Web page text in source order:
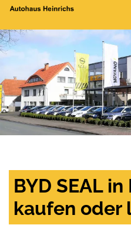
BYD SEAL
kaufen oder